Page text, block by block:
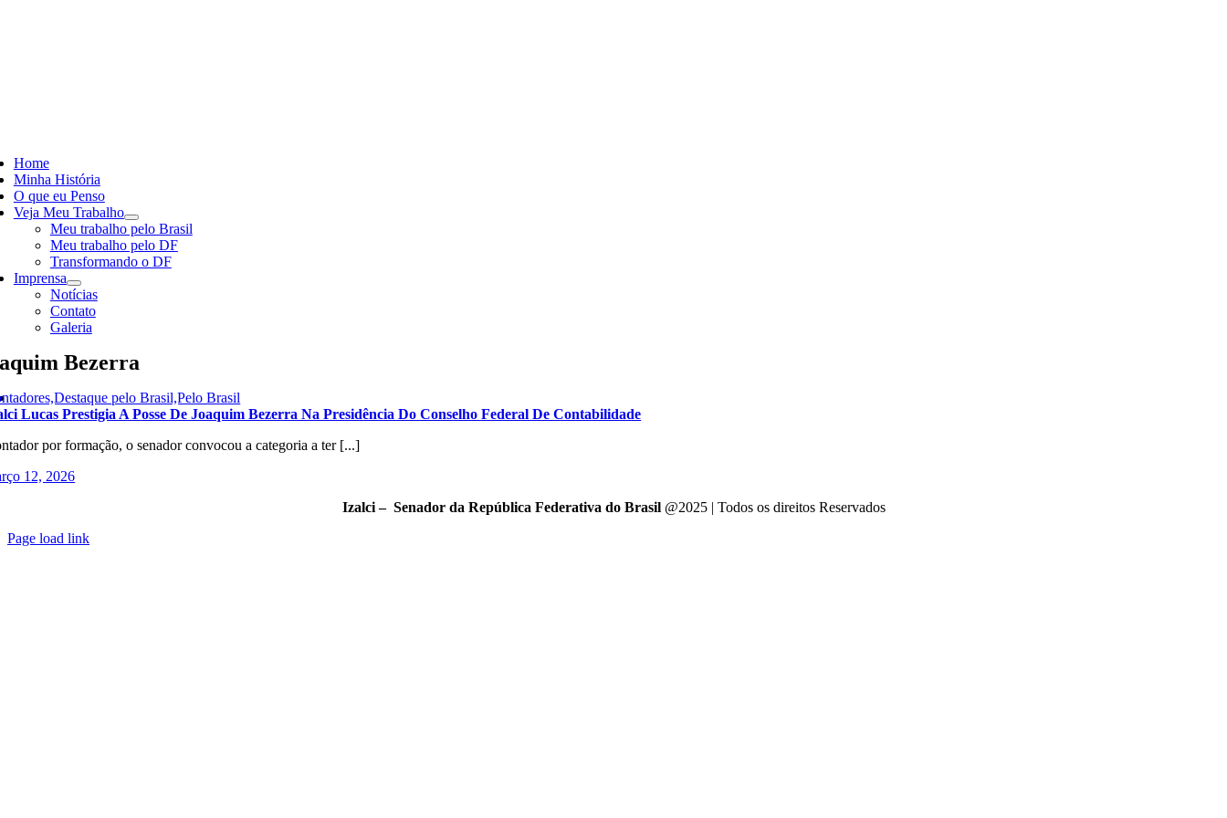
Home
Minha História
O que eu Penso
Veja Meu Trabalho
Meu trabalho pelo Brasil
Meu trabalho pelo DF
Transformando o DF
Imprensa
Notícias
Contato
Galeria
Bezerra
pelo Brasil,Pelo Brasil
Lucas Prestigia A Posse De Joaquim Bezerra Na Presidência Do Conselho Federal De Contabilidade
por formação, o senador convocou a categoria a ter [...]
12, 2026
Izalci – Senador da República Federativa do Brasil@2025 | Todos os direitos Reservados
Page load link